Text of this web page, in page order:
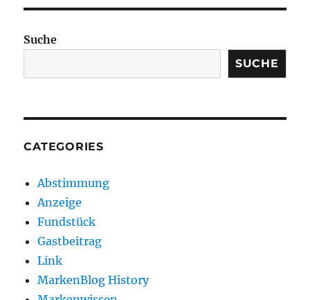
Suche
SUCHE
CATEGORIES
Abstimmung
Anzeige
Fundstück
Gastbeitrag
Link
MarkenBlog History